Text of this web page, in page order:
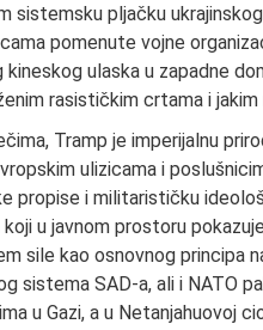
sistemsku pljačku
pomenute vojne
ulaska u zapadne
rasističkim crtama i
Tramp je imperijalnu
ulizicama i
propise i militarističku
u javnom prostoru
sile kao osnovnog
sistema SAD-a, ali i NATO
u Gazi, a u Netanjahuovoj